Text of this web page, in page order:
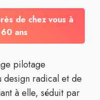
de chez vous à
ans
pilotage
design radical et de
à elle, séduit par